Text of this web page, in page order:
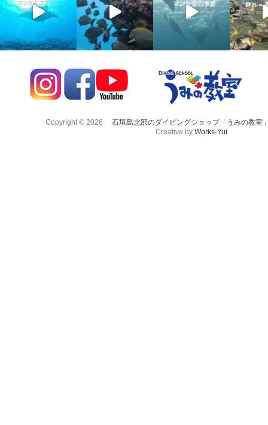
Copyright © 2026
石垣島北部のダイビングショップ「うみの教室
Creative by Works-Yui